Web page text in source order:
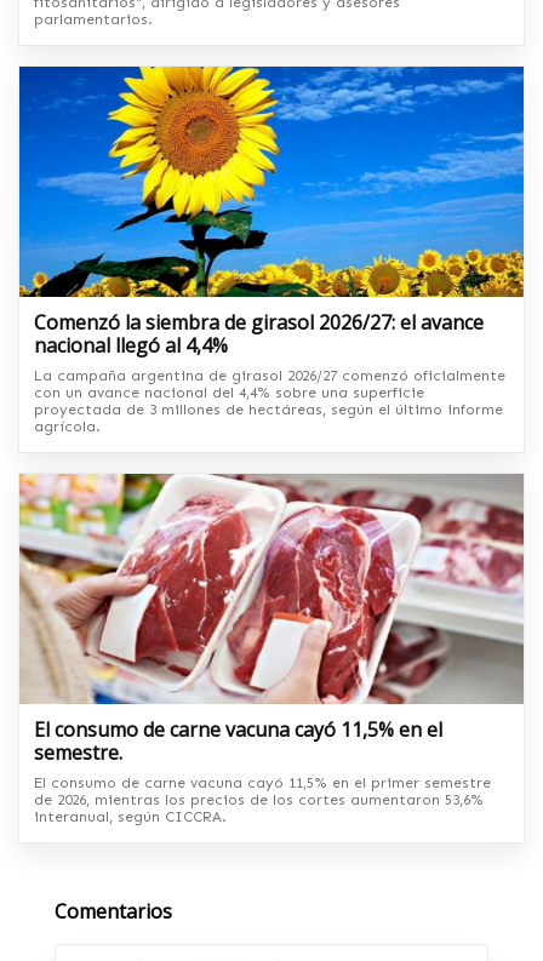
parlamentarios.
Comenzó la siembra de girasol 2026/27: el avance
nacional llegó al 4,4%
La campaña argentina de girasol 2026/27 comenzó oficialmente
con un avance nacional del 4,4% sobre una superficie
proyectada de 3 millones de hectáreas, según el último informe
agrícola.
El consumo de carne vacuna cayó 11,5% en el
semestre.
El consumo de carne vacuna cayó 11,5% en el primer semestre
de 2026, mientras los precios de los cortes aumentaron 53,6%
interanual, según CICCRA.
Comentarios